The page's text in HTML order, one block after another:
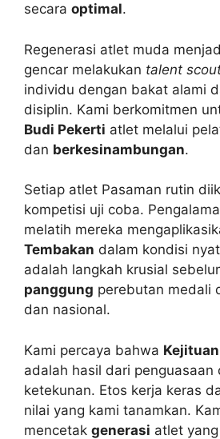
secara optimal.
Regenerasi atlet muda
gencar melakukan talent
individu dengan bakat alami
disiplin. Kami berkomitmen
Budi Pekerti atlet melalui
dan berkesinambungan.
Setiap atlet Pasaman rutin
kompetisi uji coba.
melatih mereka
Tembakan dalam kondisi
adalah langkah krusial
panggung perebutan medali
dan nasional.
Kami percaya bahwa
adalah hasil dari penguasaan
ketekunan. Etos kerja keras
nilai yang kami tanamkan.
mencetak generasi atlet